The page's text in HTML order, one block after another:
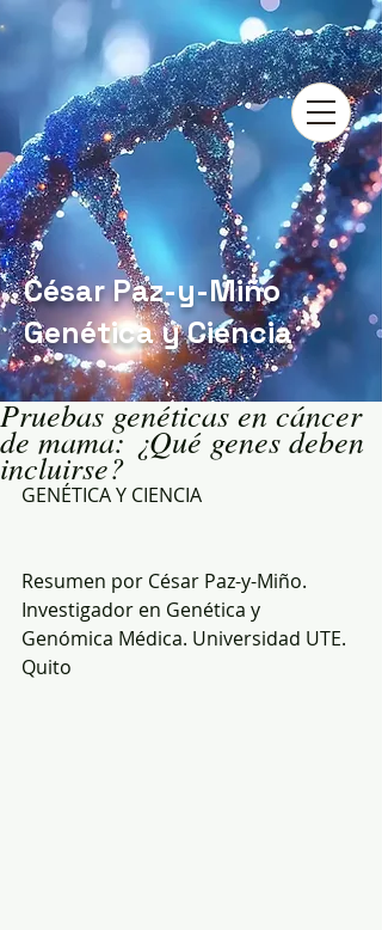
César Paz-y-Miño
Genética y Ciencia
Pruebas genéticas en cáncer
de mama: ¿Qué genes deben
incluirse?
GENÉTICA Y CIENCIA
Resumen por César Paz-y-Miño.
Investigador en Genética y
Genómica Médica. Universidad UTE.
Quito